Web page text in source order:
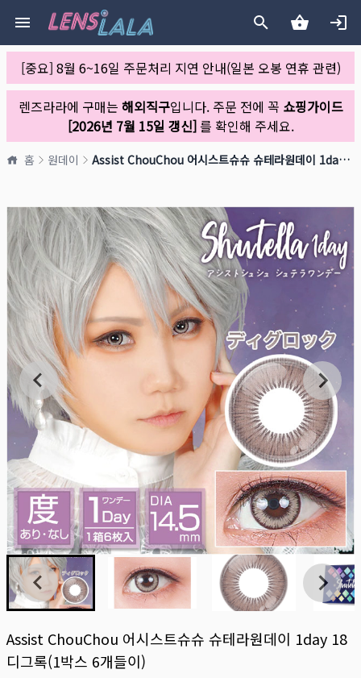
[중요] 8월 6~16일 주문처리 지연 안내(일본 오봉 연휴 관련)
렌즈라라에 구매는 해외직구입니다. 주문 전에 꼭 쇼핑가이드
[2026년 7월 15일 갱신]를 확인해 주세요.
홈 원데이 Assist ChouChou 어시스트슈슈 슈테라원데이 1day 18 디그록(1박스 6개들이)
Assist ChouChou 어시스트슈슈 슈테라원데이 1day 18
디그록(1박스 6개들이)